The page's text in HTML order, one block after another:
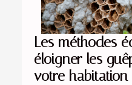
Les méthodes
éloigner les
votre habitation